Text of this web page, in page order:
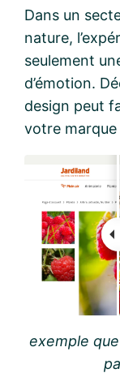
Dans un
nature,
seulement
d’émotion.
design peut
votre
exemple